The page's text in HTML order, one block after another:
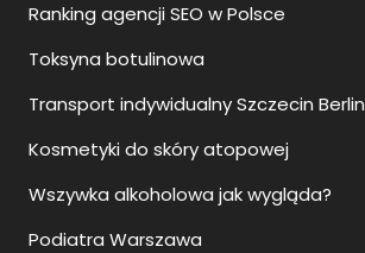
Ranking agencji SEO w Polsce
Toksyna botulinowa
Transport indywidualny Szczecin Berlin
Kosmetyki do skóry atopowej
Wszywka alkoholowa jak wygląda?
Podiatra Warszawa